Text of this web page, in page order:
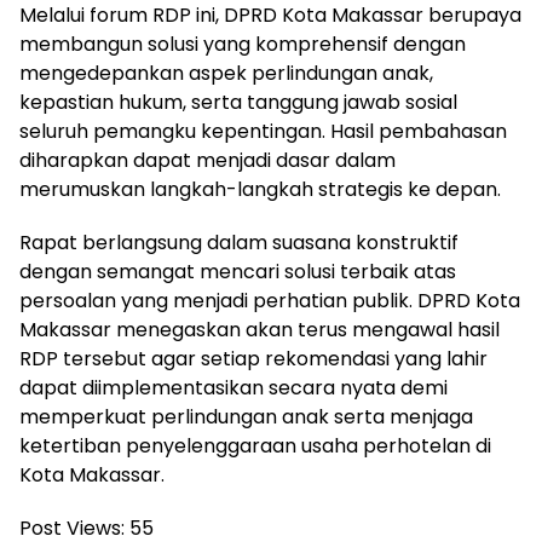
Melalui forum RDP ini, DPRD Kota Makassar berupaya
membangun solusi yang komprehensif dengan
mengedepankan aspek perlindungan anak,
kepastian hukum, serta tanggung jawab sosial
seluruh pemangku kepentingan. Hasil pembahasan
diharapkan dapat menjadi dasar dalam
merumuskan langkah-langkah strategis ke depan.
Rapat berlangsung dalam suasana konstruktif
dengan semangat mencari solusi terbaik atas
persoalan yang menjadi perhatian publik. DPRD Kota
Makassar menegaskan akan terus mengawal hasil
RDP tersebut agar setiap rekomendasi yang lahir
dapat diimplementasikan secara nyata demi
memperkuat perlindungan anak serta menjaga
ketertiban penyelenggaraan usaha perhotelan di
Kota Makassar.
Post Views: 55